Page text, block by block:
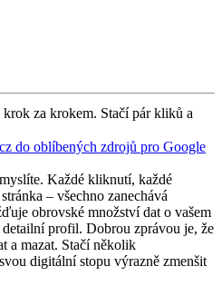
za krokem. Stačí pár kliků a
do oblíbených zdrojů pro Google
Každé kliknutí, každé
– všechno zanechává
obrovské množství dat o vašem
profil. Dobrou zprávou je, že
a mazat. Stačí několik
digitální stopu výrazně zmenšit